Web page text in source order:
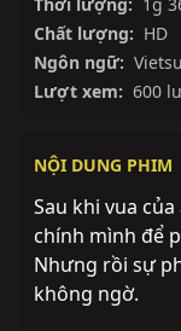
Chất lượng: HD
Ngôn ngữ:
Lượt xem: 600
NỘI DUNG PHIM
Sau khi vua
chính mình để
Nhưng rồi sự
không ngờ.